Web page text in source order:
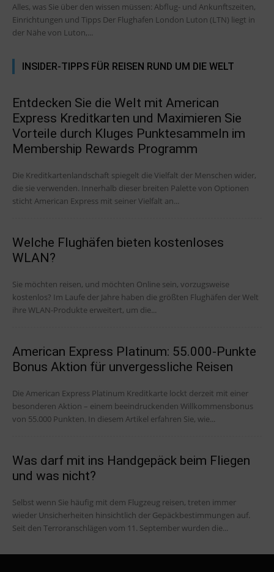
Alles, was Sie über den wissen müssen: Abflug- und Ankunftszeiten,
Einrichtungen und Tipps Der Flughafen London Luton (LTN) liegt in
der Nähe von Luton,...
INSIDER-TIPPS FÜR REISEN RUND UM DIE WELT
Entdecken Sie die Welt mit American
Express Kreditkarten und Maximieren Sie
Vorteile durch Kluges Punktesammeln im
Membership Rewards Programm
Die Kreditkartenlandschaft spiegelt die Vielfalt der Menschen wider,
die sie verwenden. Innerhalb dieser breiten Palette von Optionen
sticht American Express mit seiner Vielfalt an...
Welche Flughäfen bieten kostenloses
WLAN?
Sie möchten reisen, und möchten Online sein, vorzugsweise
kostenlos? Im Laufe der Jahre haben die größten Flughäfen der Welt
ihre WLAN-Produkte erweitert, um die...
American Express Platinum: 55.000-Punkte
Bonus Aktion für unvergessliche Reisen
Die American Express Platinum Kreditkarte lockt derzeit mit einer
besonderen Aktion – einem beeindruckenden Willkommensbonus
von 55.000 Punkten. In diesem Artikel erfahren Sie, wie...
Was darf mit ins Handgepäck beim Fliegen
und was nicht?
Selbst wenn Sie häufig mit dem Flugzeug reisen, treten immer
wieder Unsicherheiten hinsichtlich der Gepäckbestimmungen auf.
Seit den Terroranschlägen vom 11. September wurden die...